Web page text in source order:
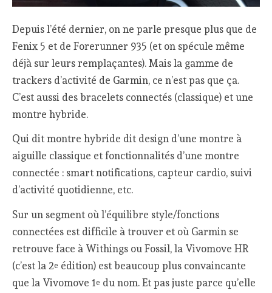
Depuis l’été dernier, on ne parle presque plus que de
Fenix 5 et de Forerunner 935 (et on spécule même
déjà sur leurs remplaçantes). Mais la gamme de
trackers d’activité de Garmin, ce n’est pas que ça.
C’est aussi des bracelets connectés (classique) et une
montre hybride.
Qui dit montre hybride dit design d’une montre à
aiguille classique et fonctionnalités d’une montre
connectée : smart notifications, capteur cardio, suivi
d’activité quotidienne, etc.
Sur un segment où l’équilibre style/fonctions
connectées est difficile à trouver et où Garmin se
retrouve face à Withings ou Fossil, la Vivomove HR
(c’est la 2e édition) est beaucoup plus convaincante
que la Vivomove 1e du nom. Et pas juste parce qu’elle